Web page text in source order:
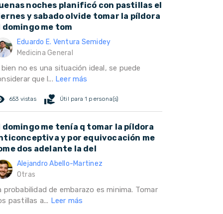
noches planificó con pastillas el
y sabado olvide tomar la píldora
domingo me tom
Eduardo E. Ventura Semidey
Medicina General
bien no es una situación ideal, se puede
que l... Leer más
653 vistas volunteer_activism Útil para 1 persona(s)
domingo me tenía q tomar la píldora
y por equivocación me
dos adelante la del
Alejandro Abello-Martinez
Otras
probabilidad de embarazo es minima. Tomar
pastillas a... Leer más